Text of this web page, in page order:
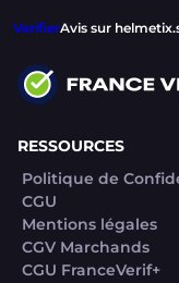
VerifierAvis sur
RESSOURCES
Politique de
CGU
Mentions légales
CGV Marchands
CGU FranceVerif+